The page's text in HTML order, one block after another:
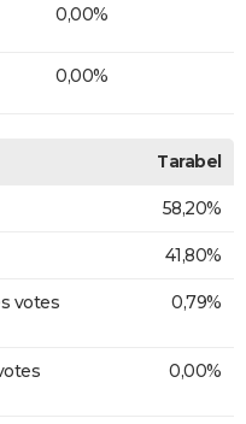
0,00%
0,00%
Tarabel
58,20%
41,80%
votes
0,79%
0,00%